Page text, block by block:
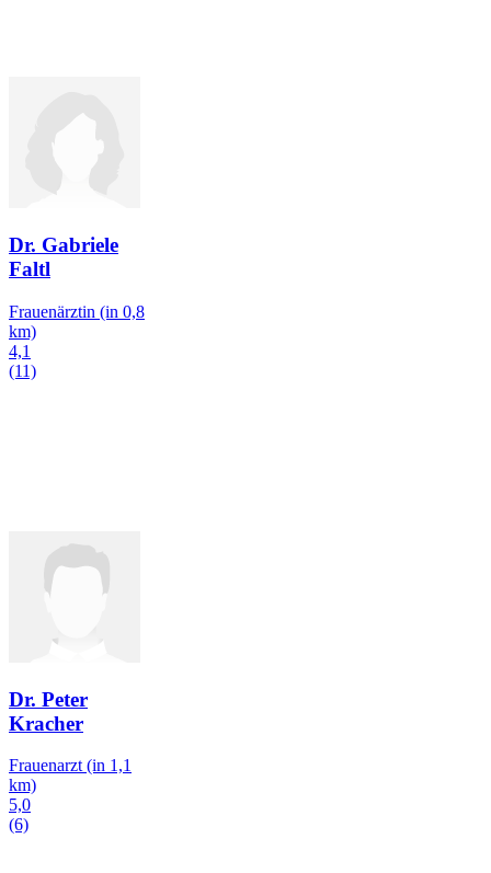
Dr. Gabriele
Faltl
Frauenärztin (in 0,8
km)
4,1
(11)
Dr. Peter
Kracher
Frauenarzt (in 1,1
km)
5,0
(6)